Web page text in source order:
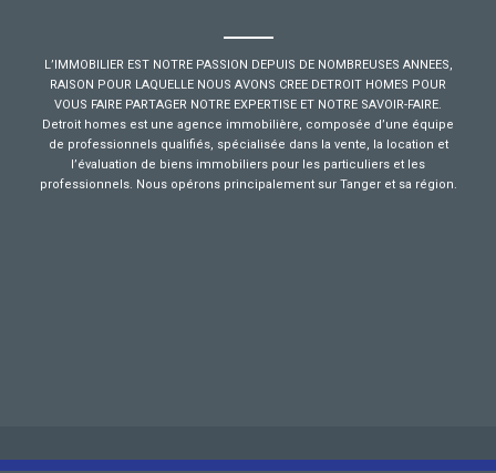
L’IMMOBILIER EST NOTRE PASSION DEPUIS DE NOMBREUSES ANNEES,
RAISON POUR LAQUELLE NOUS AVONS CREE DETROIT HOMES POUR
VOUS FAIRE PARTAGER NOTRE EXPERTISE ET NOTRE SAVOIR-FAIRE.
Detroit homes est une agence immobilière, composée d’une équipe
de professionnels qualifiés, spécialisée dans la vente, la location et
l’évaluation de biens immobiliers pour les particuliers et les
professionnels. Nous opérons principalement sur Tanger et sa région.